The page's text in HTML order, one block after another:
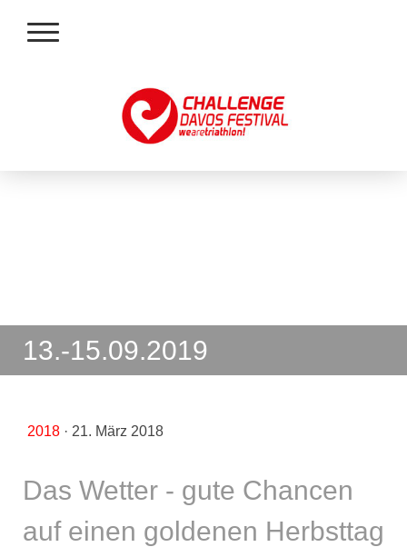
13.-15.09.2019
2018 · 21. März 2018
Das Wetter - gute Chancen
auf einen goldenen Herbsttag